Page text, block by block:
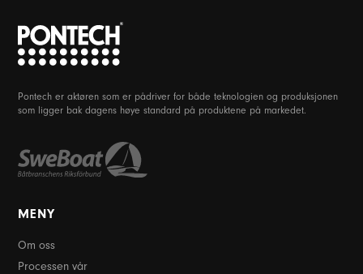
Pontech er aktøren som er pådriver for både teknologien og produksjonen
som ligger bak dagens høye standard på produktene på markedet.
MENY
Om oss
Processen vår